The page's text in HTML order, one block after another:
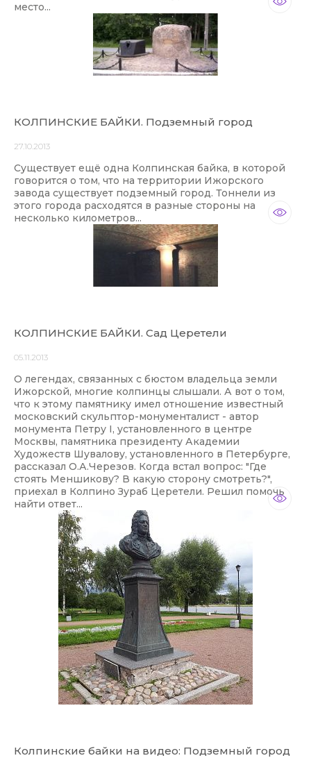
место...
КОЛПИНСКИЕ БАЙКИ. Подземный город
27.10.2013
Существует ещё одна Колпинская байка, в которой
говорится о том, что на территории Ижорского
завода существует подземный город. Тоннели из
этого города расходятся в разные стороны на
несколько километров...
КОЛПИНСКИЕ БАЙКИ. Сад Церетели
05.11.2013
О легендах, связанных с бюстом владельца земли
Ижорской, многие колпинцы слышали. А вот о том,
что к этому памятнику имел отношение известный
московский скульптор-монументалист - автор
монумента Петру I, установленного в центре
Москвы, памятника президенту Академии
Художеств Шувалову, установленного в Петербурге,
рассказал О.А.Черезов. Когда встал вопрос: "Где
стоять Меншикову? В какую сторону смотреть?",
приехал в Колпино Зураб Церетели. Решил помочь
найти ответ...
Колпинские байки на видео: Подземный город